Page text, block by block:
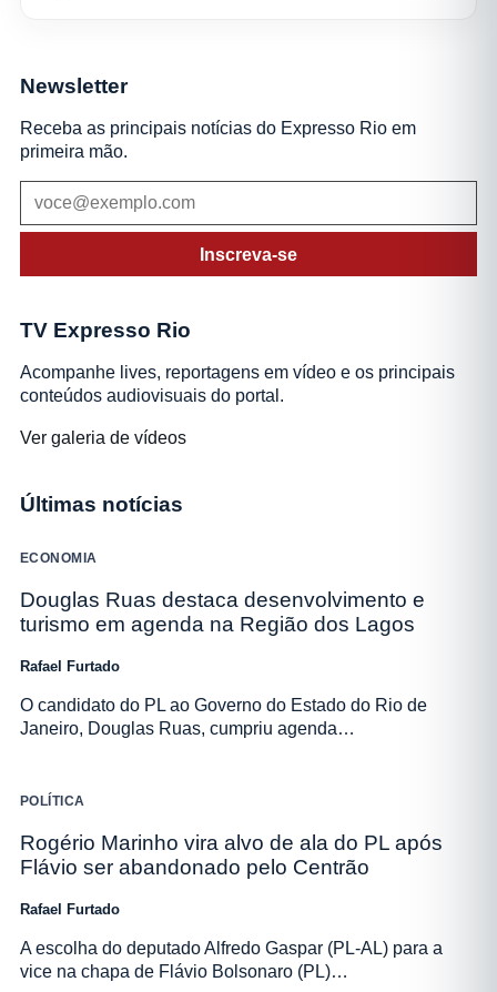
Newsletter
Receba as principais notícias do Expresso Rio em
primeira mão.
Inscreva-se
TV Expresso Rio
Acompanhe lives, reportagens em vídeo e os principais
conteúdos audiovisuais do portal.
Ver galeria de vídeos
Últimas notícias
ECONOMIA
Douglas Ruas destaca desenvolvimento e
turismo em agenda na Região dos Lagos
Rafael Furtado
O candidato do PL ao Governo do Estado do Rio de
Janeiro, Douglas Ruas, cumpriu agenda…
POLÍTICA
Rogério Marinho vira alvo de ala do PL após
Flávio ser abandonado pelo Centrão
Rafael Furtado
A escolha do deputado Alfredo Gaspar (PL-AL) para a
vice na chapa de Flávio Bolsonaro (PL)…